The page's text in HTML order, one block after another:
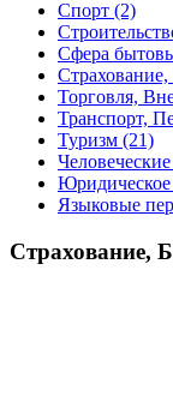
Спорт (2)
Сфера
Страхование,
Торговля,
Транспорт,
Туризм (21)
Языковые
Страхование,